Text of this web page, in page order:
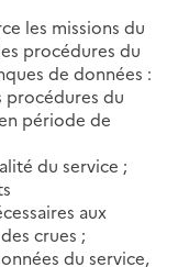
les missions du
procédures du
de données :
procédures du
période de
du service ;
aux
crues ;
du service,